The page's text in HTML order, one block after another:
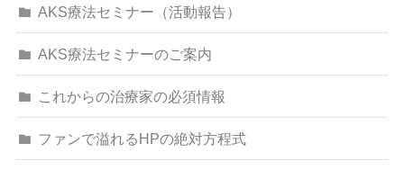
AKS療法セミナー（活動報告）
AKS療法セミナーのご案内
これからの治療家の必須情報
ファンで溢れるHPの絶対方程式